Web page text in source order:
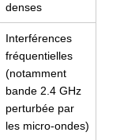
denses
Interférences
fréquentielles
(notamment
bande 2.4 GHz
perturbée par
les micro-ondes)